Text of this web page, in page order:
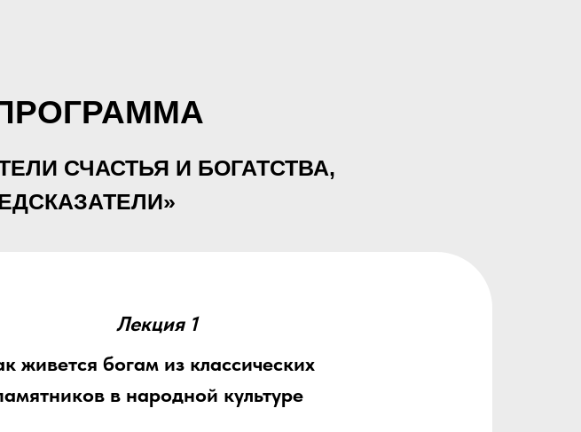
живется богам из классических
в народной культуре
Лекция 1
СЧАСТЬЯ И БОГАТСТВА,